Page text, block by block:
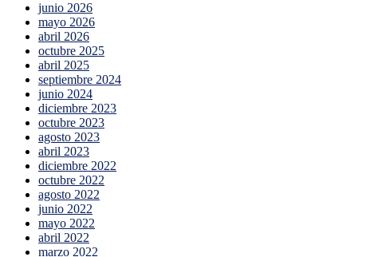
junio 2026
mayo 2026
abril 2026
octubre 2025
abril 2025
septiembre 2024
junio 2024
diciembre 2023
octubre 2023
agosto 2023
abril 2023
diciembre 2022
octubre 2022
agosto 2022
junio 2022
mayo 2022
abril 2022
marzo 2022